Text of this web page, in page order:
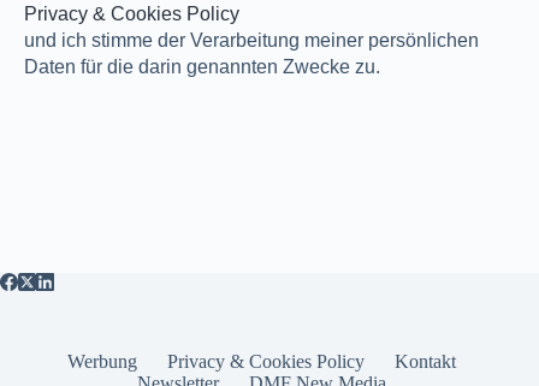
Privacy & Cookies Policy
und ich stimme der Verarbeitung meiner persönlichen
Daten für die darin genannten Zwecke zu.
Werbung Privacy & Cookies Policy
Kontakt